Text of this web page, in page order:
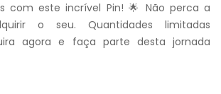
com este incrível Pin! 🌟 Não perca a
o seu. Quantidades limitadas
agora e faça parte desta jornada